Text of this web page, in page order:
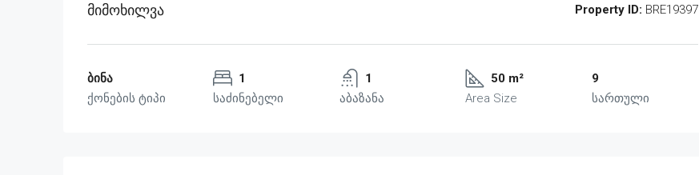
Მიმოხილვა Property ID: BRE19397
ბინა
ქონების ტიპი
1
საძინებელი
1
აბაზანა
50 m²
Area Size
9
სართული